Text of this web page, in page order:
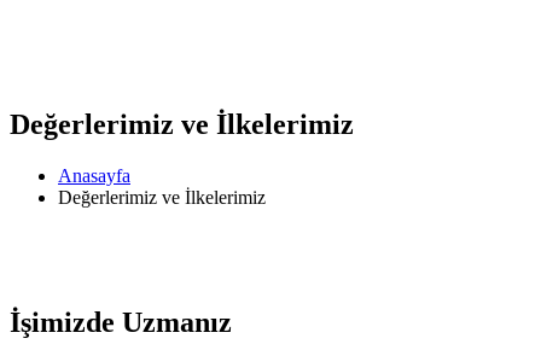
Değerlerimiz ve İlkelerimiz
Anasayfa
Değerlerimiz ve İlkelerimiz
İşimizde Uzmanız